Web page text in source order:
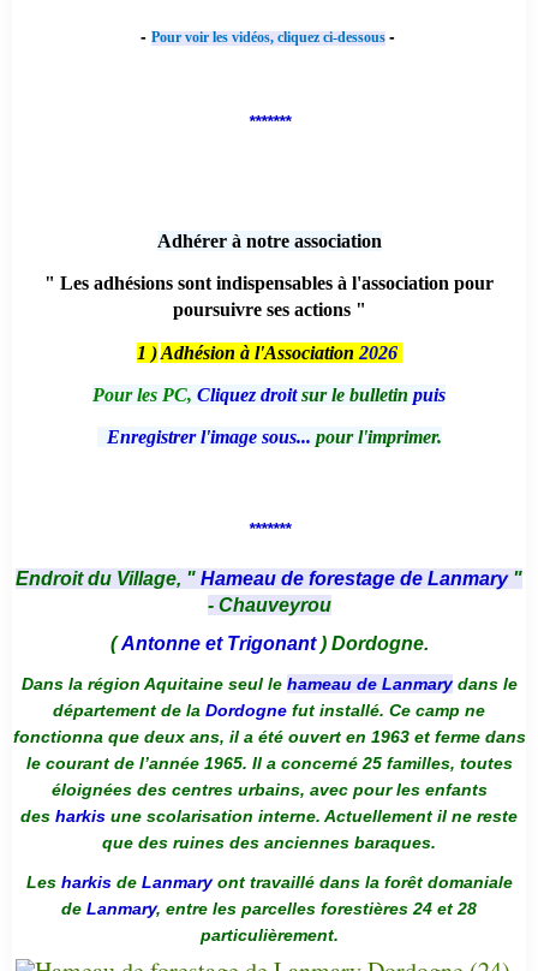
- Pour voir les vidéos, cliquez ci-dessous -
*******
Adhérer à notre association
" Les adhésions sont indispensables à l'association pour
poursuivre ses actions "
1 ) Adhésion à l'Association 2026
Pour les PC, Cliquez droitsur le bulletin puis
Enregistrer l'image sous... pour l'imprimer.
*******
Endroit du Village, " Hameau de forestage de Lanmary "
- Chauveyrou
(Antonne et Trigonant) Dordogne.
Dans la région Aquitaine seul le hameau de Lanmarydans le
département de la Dordogne fut installé. Ce camp ne
fonctionna que deux ans, il a été ouvert en 1963 et ferme dans
le courant de l’année 1965. Il a concerné 25 familles, toutes
éloignées des centres urbains, avec pour les enfants
des harkis une scolarisation interne. Actuellement il ne reste
que des ruines des anciennes baraques.
Les harkis de Lanmaryont travaillé dans la forêt domaniale
de Lanmary, entre les parcelles forestières 24 et 28
particulièrement.